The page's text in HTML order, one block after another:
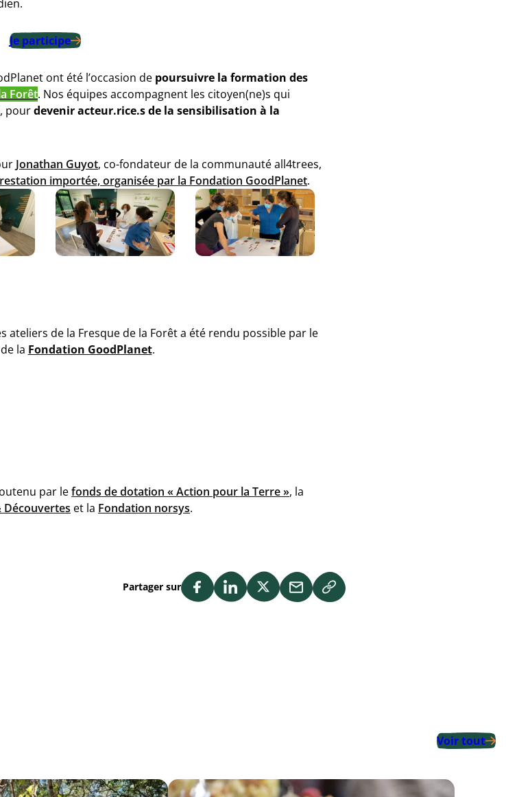
Je participe
ont été l’occasion de poursuivre la formation des
Forêt. Nos équipes accompagnent les citoyen(ne)s qui
pourdevenir acteur.rice.s de la sensibilisation à la
Jonathan Guyot, co-fondateur de la communauté all4trees,
importée, organisée par la Fondation GoodPlanet.
ateliers de la Fresque de la Forêt a été rendu possible par le
la Fondation GoodPlanet.
par lefonds de dotation « Action pour la Terre », la
et la Fondation norsys.
Partager sur
Voir tout